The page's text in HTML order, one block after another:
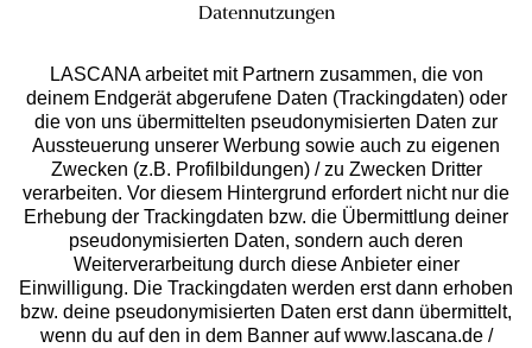
Services
Beratung
Über uns
Rechtliches
Datennutzungen
LASCANA arbeitet mit Partnern zusammen, die von
deinem Endgerät abgerufene Daten (Trackingdaten) oder
die von uns übermittelten pseudonymisierten Daten zur
Aussteuerung unserer Werbung sowie auch zu eigenen
Zwecken (z.B. Profilbildungen) / zu Zwecken Dritter
verarbeiten. Vor diesem Hintergrund erfordert nicht nur die
Erhebung der Trackingdaten bzw. die Übermittlung deiner
pseudonymisierten Daten, sondern auch deren
Weiterverarbeitung durch diese Anbieter einer
Einwilligung. Die Trackingdaten werden erst dann erhoben
bzw. deine pseudonymisierten Daten erst dann übermittelt,
wenn du auf den in dem Banner auf www.lascana.de /